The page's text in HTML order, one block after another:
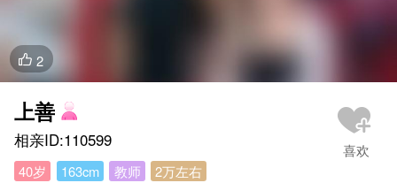
 2
上善
相亲ID:110599
40岁 163cm 教师 2万左右